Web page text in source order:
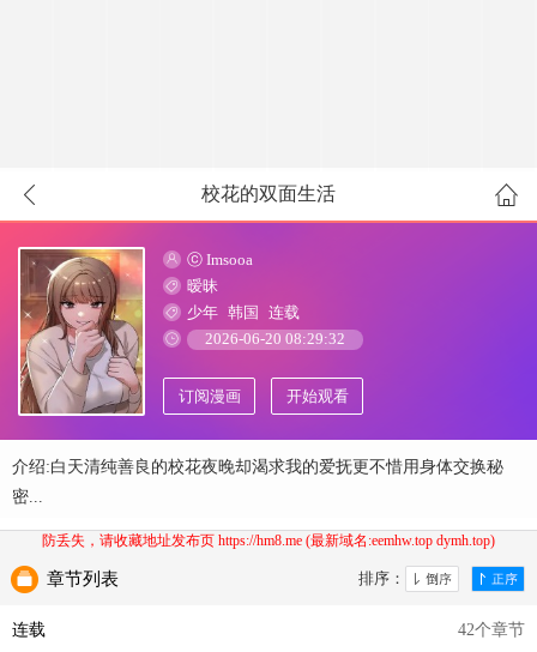
校花的双面生活
ⓒ Imsooa
暧昧
少年 韩国
连载
2026-06-20 08:29:32
订阅漫画 开始观看
介绍:白天清纯善良的校花夜晚却渴求我的爱抚更不惜用身体交换秘
密...
防丢失，请收藏地址发布页 https://hm8.me (最新域名:eemhw.top dymh.top)
排序：
章节列表
连载 42个章节